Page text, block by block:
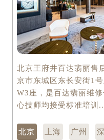
北京王府井百达翡丽售
京市东城区东长安街1
W3座，是百达翡丽维
心技师均接受标准培训
北京 上海 广州